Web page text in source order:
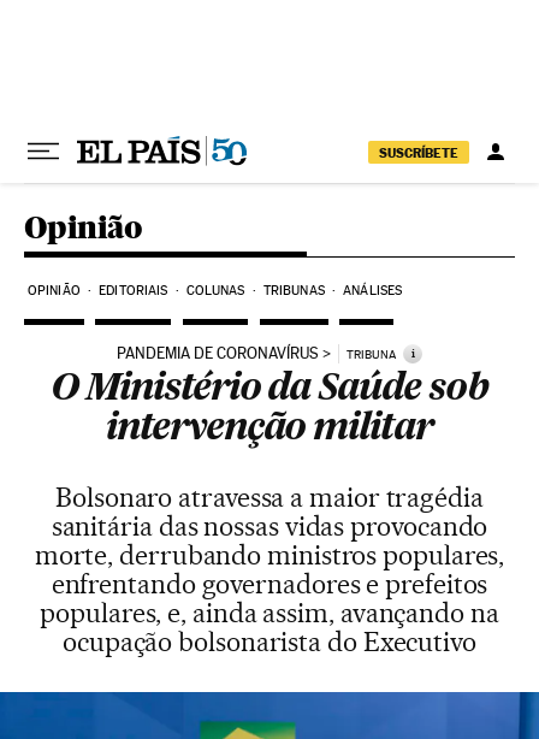
SUSCRÍBETE
Opinião
OPINIÃO EDITORIAIS COLUNAS TRIBUNAS ANÁLISES
PANDEMIA DE CORONAVÍRUS TRIBUNA i
O Ministério da Saúde sob
intervenção militar
Bolsonaro atravessa a maior tragédia
sanitária das nossas vidas provocando
morte, derrubando ministros populares,
enfrentando governadores e prefeitos
populares, e, ainda assim, avançando na
ocupação bolsonarista do Executivo